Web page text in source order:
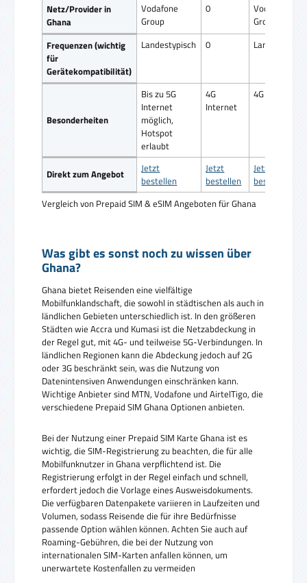
Vergleich von Prepaid SIM & eSIM Angeboten für Ghana
Netz/Provider in
Ghana
Vodafone
Group
0
Vodafone
Group
Frequenzen (wichtig
für
Gerätekompatibilität)
Landestypisch 0
Besonderheiten
Bis zu 5G
Internet
möglich,
Hotspot
erlaubt
4G
Internet
4G Internet
Direkt zum Angebot
Jetzt
bestellen
Jetzt
bestellen
Jetzt
bestellen
Was gibt es sonst noch zu wissen über
Ghana?
Ghana bietet Reisenden eine vielfältige
Mobilfunklandschaft, die sowohl in städtischen als auch in
ländlichen Gebieten unterschiedlich ist. In den größeren
Städten wie Accra und Kumasi ist die Netzabdeckung in
der Regel gut, mit 4G- und teilweise 5G-Verbindungen. In
ländlichen Regionen kann die Abdeckung jedoch auf 2G
oder 3G beschränkt sein, was die Nutzung von
Datenintensiven Anwendungen einschränken kann.
Wichtige Anbieter sind MTN, Vodafone und AirtelTigo, die
verschiedene Prepaid SIM Ghana Optionen anbieten.
Bei der Nutzung einer Prepaid SIM Karte Ghana ist es
wichtig, die SIM-Registrierung zu beachten, die für alle
Mobilfunknutzer in Ghana verpflichtend ist. Die
Registrierung erfolgt in der Regel einfach und schnell,
erfordert jedoch die Vorlage eines Ausweisdokuments.
Die verfügbaren Datenpakete variieren in Laufzeiten und
Volumen, sodass Reisende die für ihre Bedürfnisse
passende Option wählen können. Achten Sie auch auf
Roaming-Gebühren, die bei der Nutzung von
internationalen SIM-Karten anfallen können, um
unerwartete Kostenfallen zu vermeiden